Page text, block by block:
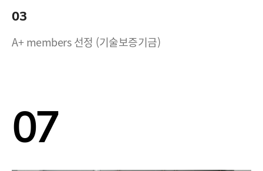
03
A+ members 선정 (기술보증기금)
07